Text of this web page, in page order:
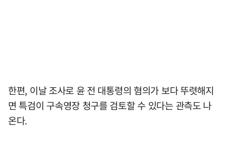
한편, 이날 조사로 윤 전 대통령의 혐의가 보다 뚜렷해지
면 특검이 구속영장 청구를 검토할 수 있다는 관측도 나
온다.